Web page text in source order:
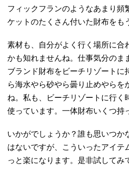
フィックフランのようなあまり頻
ケットのたくさん付いた財布をも
素材も、自分がよく行く場所に合
かも知れませんね。仕事気分のま
ブランド財布をビーチリゾートに
ら海水やら砂やら曇り止めやらを
ね。私も、ビーチリゾートに行く
使っています。一体財布いくつ持
いかがでしょうか？誰も思いつか
はないですが、こういったアイテ
っと楽になります。是非試してみ